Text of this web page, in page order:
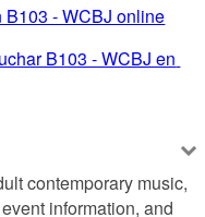
B103 - WCBJ online
B103 - WCBJ en
contemporary music,
information, and